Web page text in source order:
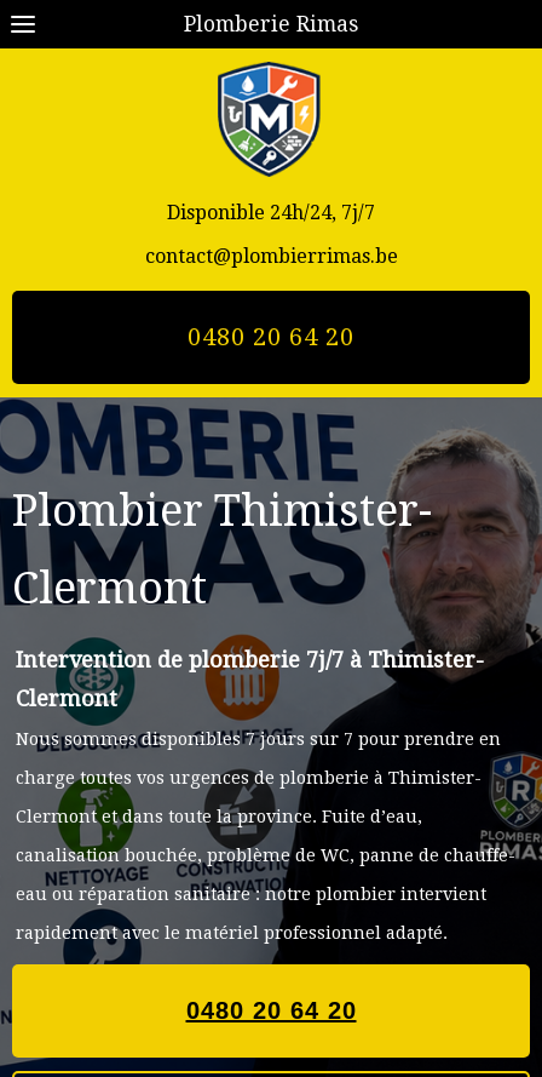
Plomberie Rimas
Disponible 24h/24, 7j/7
contact@plombierrimas.be
0480 20 64 20
Plombier Thimister-
Clermont
Intervention de plomberie 7j/7 à Thimister-
Clermont
Nous sommes disponibles 7 jours sur 7 pour prendre en
charge toutes vos urgences de plomberie à Thimister-
Clermont et dans toute la province. Fuite d’eau,
canalisation bouchée, problème de WC, panne de chauffe-
eau ou réparation sanitaire : notre plombier intervient
rapidement avec le matériel professionnel adapté.
0480 20 64 20